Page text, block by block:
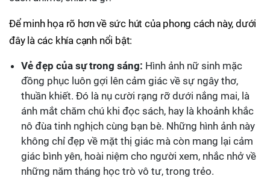
Để minh họa rõ hơn về sức hút của phong cách này, dưới
đây là các khía cạnh nổi bật:
Vẻ đẹp của sự trong sáng: Hình ảnh nữ sinh mặc
đồng phục luôn gợi lên cảm giác về sự ngây thơ,
thuần khiết. Đó là nụ cười rạng rỡ dưới nắng mai, là
ánh mắt chăm chú khi đọc sách, hay là khoảnh khắc
nô đùa tinh nghịch cùng bạn bè. Những hình ảnh này
không chỉ đẹp về mặt thị giác mà còn mang lại cảm
giác bình yên, hoài niệm cho người xem, nhắc nhở về
những năm tháng học trò vô tư, trong trẻo.